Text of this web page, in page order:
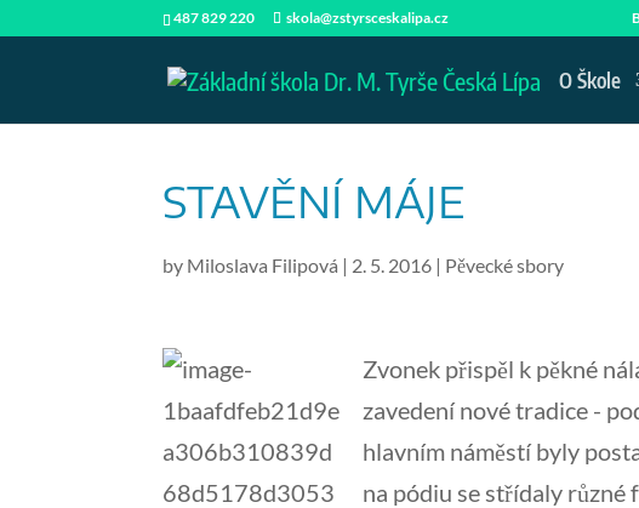
487 829 220 skola@zstyrsceskalipa.cz
O Škole
STAVĚNÍ MÁJE
by Miloslava Filipová | 2. 5. 2016 | Pěvecké sbory
Zvonek přispěl k pěkné
zavedení nové tradice -
hlavním náměstí byly
na pódiu se střídaly různé